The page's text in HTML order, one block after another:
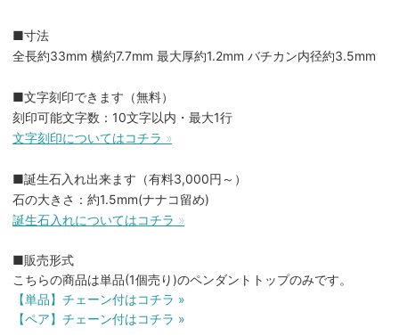
■寸法
全長約33mm 横約7.7mm 最大厚約1.2mm バチカン内径約3.5mm
■文字刻印できます（無料）
刻印可能文字数：10文字以内・最大1行
文字刻印についてはコチラ »
■誕生石入れ出来ます（有料3,000円～）
石の大きさ：約1.5mm(ナナコ留め)
誕生石入れについてはコチラ »
■販売形式
こちらの商品は単品(1個売り)のペンダントトップのみです。
【単品】チェーン付はコチラ »
【ペア】チェーン付はコチラ »